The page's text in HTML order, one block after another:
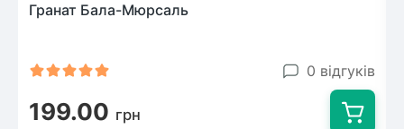
Гранат Бала-Мюрсаль
0 відгуків
199.00 грн